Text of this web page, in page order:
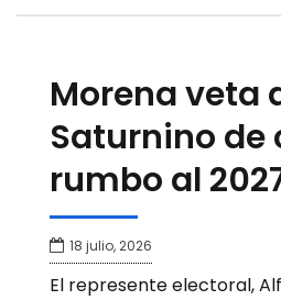
Morena veta
Saturnino
rumbo al
18 julio, 2026
El represente electoral,